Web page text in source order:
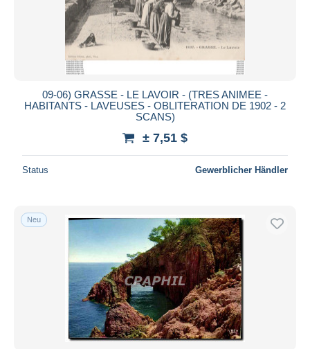
09-06) GRASSE - LE LAVOIR - (TRES ANIMEE -
HABITANTS - LAVEUSES - OBLITERATION DE 1902 - 2
SCANS)
± 7,51 $
Status Gewerblicher Händler
Neu